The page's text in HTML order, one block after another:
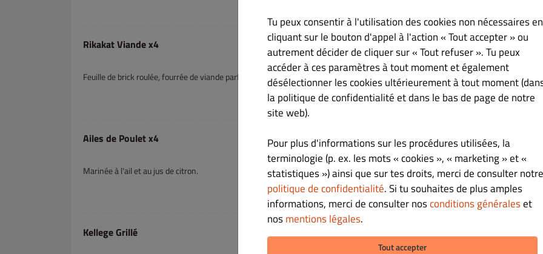
Rikakat Viande x4 € 8.00
Feuille de brick roulée, fourrée de viande parfumée aux herbes.
Ailes de Poulet x4 € 12.00
Marinée à l'ail et au jus de citron.
Kellege Grillé € 12.00
Tu peux consentir à l'utilisation des cookies non nécessaires en
cliquant sur le bouton d'appel à l'action « Tout accepter » ou
autrement décider de cliquer sur « Tout refuser ». Tu peux
accéder à ces paramètres à tout moment et également
désélectionner les cookies ultérieurement à tout moment
la politique de confidentialité et dans le bas de page de notre
site web).
Pour plus d'informations sur les procédures utilisées, la
terminologie (p. ex. les mots « cookies », « marketing » et «
statistiques ») ainsi que sur tes droits, merci de consulter notre
politique de confidentialité. Si tu souhaites de plus amples
informations, merci de consulter nosconditions généraleset
nosmentions légales.
Tout accepter